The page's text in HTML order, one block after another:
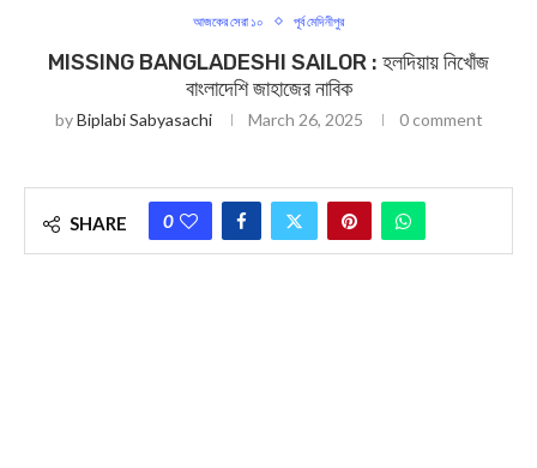
আজকের সেরা ১০ পূর্ব মেদিনীপুর
MISSING BANGLADESHI SAILOR : হলদিয়ায় নিখোঁজ
বাংলাদেশি জাহাজের নাবিক
byBiplabi Sabyasachi March 26, 2025 0 comment
SHARE 0